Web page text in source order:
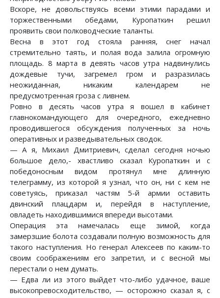
Вскоре, не довольствуясь всеми этими парадами и
торжественными обедами, Куропаткин решил
проявить свои полководческие таланты.
Весна в этот год стояла ранняя, снег начал
стремительно таять, и полая вода залила огромную
площадь. 8 марта в девять часов утра надвинулись
дождевые тучи, загремел гром и разразилась
неожиданная, никаким календарем не
предусмотренная гроза с ливнем.
Ровно в десять часов утра я вошел в кабинет
главнокомандующего для очередного, ежедневно
проводившегося обсуждения полученных за ночь
оперативных и разведывательных сводок.
— А я, Михаил Дмитриевич, сделал сегодня ночью
большое дело,- хвастливо сказал Куропаткин и с
победоносным видом протянул мне длинную
телеграмму, из которой я узнал, что он, ни с кем не
советуясь, приказал частям 5-й армии оставить
двинский плацдарм и, перейдя в наступление,
овладеть находившимися впереди высотами.
Операция эта намечалась еще зимой, когда
замерзшие болота создавали полную возможность для
такого наступления. Но генерал Алексеев по каким-то
своим соображениям его запретил, и с весной мы
перестали о нем думать.
— Едва ли из этого выйдет что-либо удачное, ваше
высокопревосходительство, — осторожно сказал я, с